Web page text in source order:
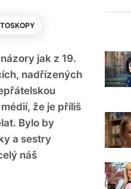
jak z 19.
nadřízených
že je příliš
Bylo by
a sestry
náš